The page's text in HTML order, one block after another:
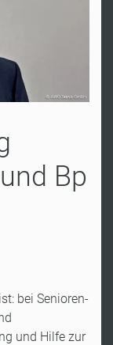
Bp
bei Senioren-
und Hilfe zur